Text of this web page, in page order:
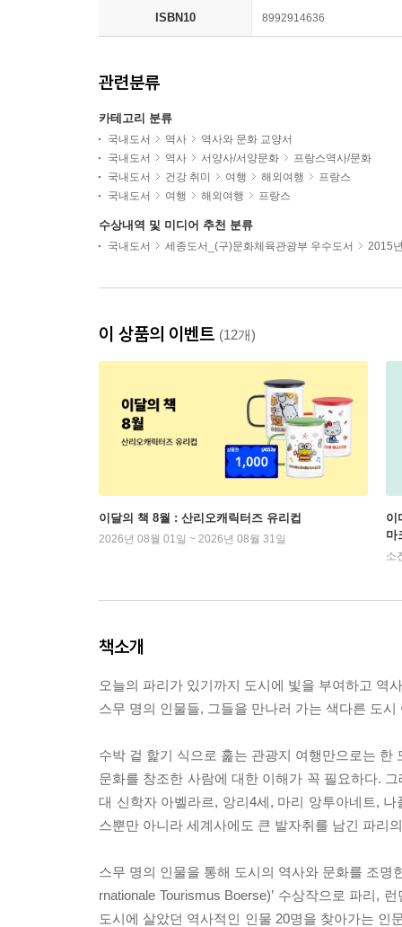
ISBN10 8992914636
관련분류
카테고리 분류
국내도서 역사
역사와 문화 교양서
국내도서
역사 서양사/서양문화
프랑스역사/문화
국내도서
건강 취미 여행 해외여행
프랑스
국내도서
여행 해외여행 프랑스
수상내역 및 미디어 추천 분류
국내도서 세종도서_(구)문화체육관광부 우수도서 2015
이 상품의 이벤트 (12개)
이달의 책 8월 : 산리오캐릭터즈 유리컵
2026년 08월 01일 ~ 2026년 08월 31일
이
마
소
책소개
오늘의 파리가 있기까지 도시에 빛을 부여하고 역
스무 명의 인물들, 그들을 만나러 가는 색다른 도시
수박 겉 핥기 식으로 훑는 관광지 여행만으로는
문화를 창조한 사람에 대한 이해가 꼭 필요하다.
대 신학자 아벨라르, 앙리4세, 마리 앙투아네트,
스뿐만 아니라 세계사에도 큰 발자취를 남긴 파리
스무 명의 인물을 통해 도시의 역사와 문화를 조명
rnationale Tourismus Boerse)’ 수상작으로 파리,
도시에 살았던 역사적인 인물 20명을 찾아가는